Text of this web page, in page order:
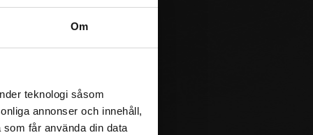
Om
teknologi såsom
annonser och innehåll,
får använda din data
0 0 1
0,00
3
0 0 3
0 0 1
0,00